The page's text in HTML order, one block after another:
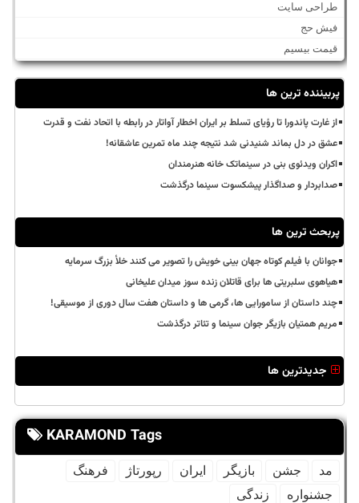
طراحی سایت
فیش حج
قیمت بیسیم
پربیننده ترین ها
از غارت پاندورا تا رؤیای تسلط بر ایران اخطار آواتار در رابطه با اتحاد نفت و قدرت
عشق در دل بماند شنیدنی شد نتیجه چند ماه تمرین عاشقانه!
اکران ویدئوی بنی در سینماتک خانه هنرمندان
صدابردار و صداگذار پیشکسوت سینما درگذشت
پربحث ترین ها
جوانان با فیلم کوتاه جهان بینی خویش را تصویر می کنند خلأ بزرگ سرمایه
هیاهوی سلبریتی ها برای قاتلان زنده سوز میدان علیخانی
چند داستان از سامورایی ها، گرمی ها و داستان هفت سال دوری از موسیقی!
مریم همتیان بازیگر جوان سینما و تئاتر درگذشت
جدیدترین ها
KARAMOND Tags
مد جشن بازیگر ایران رپورتاژ
فرهنگ
جشنواره
زندگی